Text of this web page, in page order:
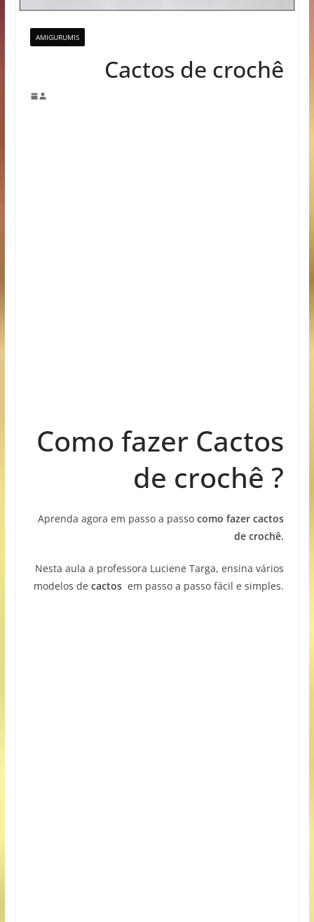
AMIGURUMIS
Cactos de crochê
Como fazer Cactos
de crochê ?
Aprenda agora em passo a passocomo fazer cactos
de crochê.
Nesta aula a professora Luciene Targa, ensina vários
modelos decactos em passo a passo fácil e simples.